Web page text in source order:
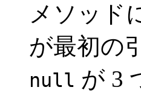
メソッド
が最初の
null が 3